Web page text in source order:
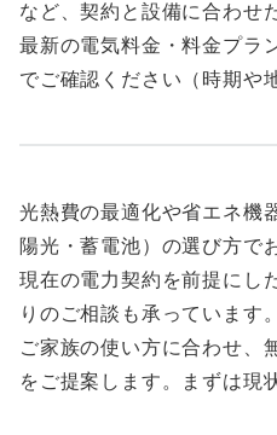
など、契約と設備に合わせ
最新の電気料金・料金プラ
でご確認ください（時期や
光熱費の最適化や省エネ機
陽光・蓄電池）の選び方で
現在の電力契約を前提にし
りのご相談も承っています
ご家族の使い方に合わせ、
をご提案します。まずは現